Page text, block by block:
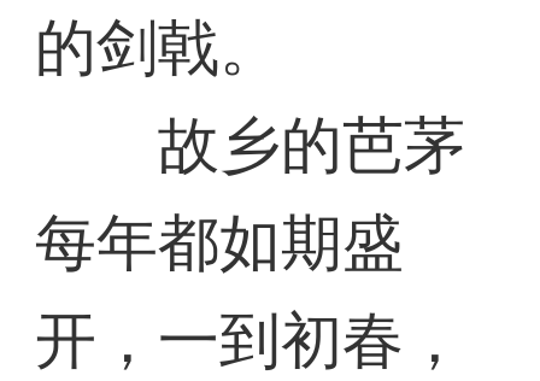
的剑戟。
故乡的芭茅
每年都如期盛
开，一到初春，